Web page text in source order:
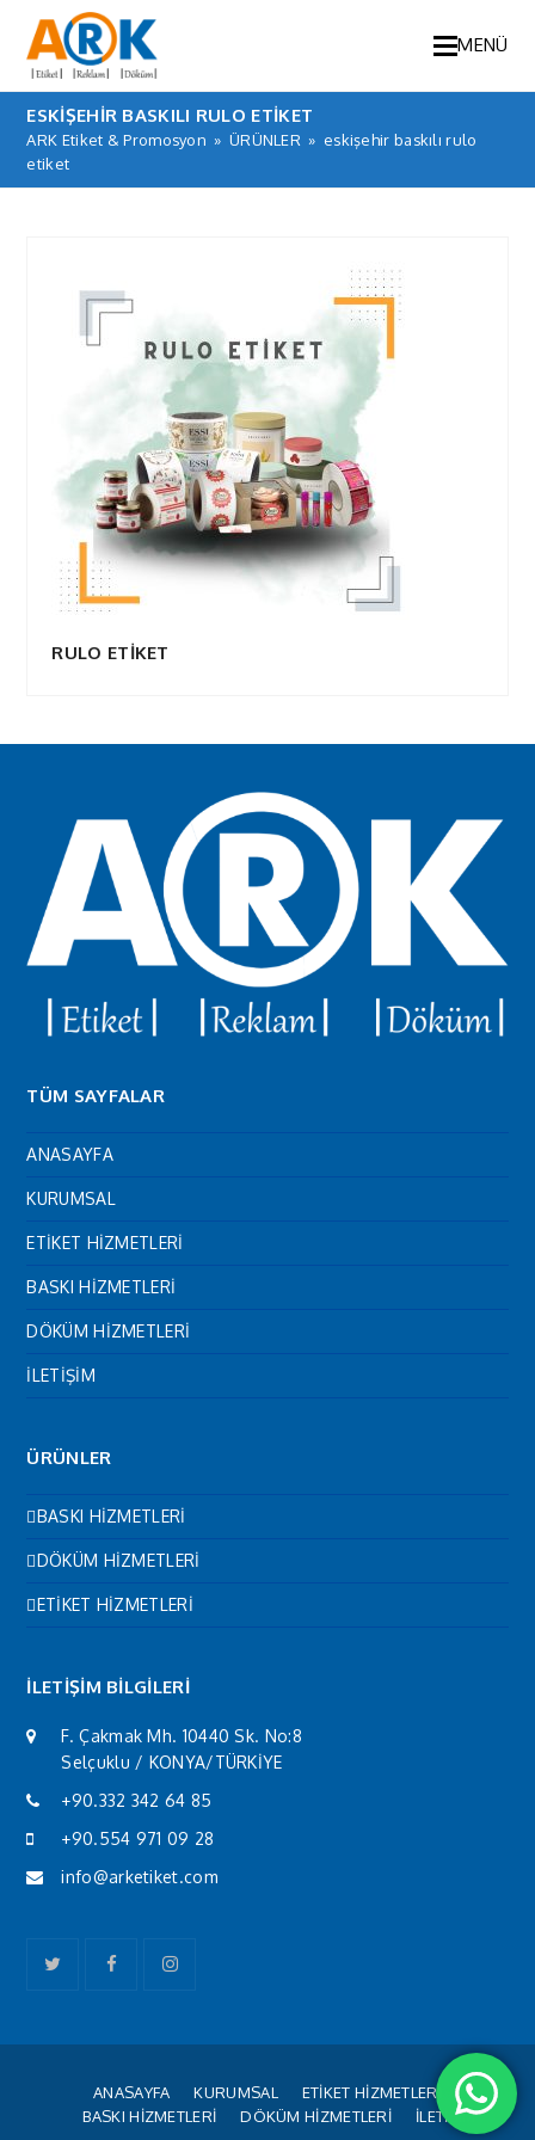
MENÜ
ESKIŞEHIR BASKILI RULO ETIKET
ARK Etiket & Promosyon » ÜRÜNLER » eskişehir baskılı rulo
etiket
RULO ETİKET
TÜM SAYFALAR
ANASAYFA
KURUMSAL
ETİKET HİZMETLERİ
BASKI HİZMETLERİ
DÖKÜM HİZMETLERİ
İLETİŞİM
ÜRÜNLER
BASKI HİZMETLERİ
DÖKÜM HİZMETLERİ
ETİKET HİZMETLERİ
İLETİŞİM BİLGİLERİ
F. Çakmak Mh. 10440 Sk. No:8
Selçuklu / KONYA/TÜRKİYE
+90.332 342 64 85
+90.554 971 09 28
info@arketiket.com
TwitterFacebookInstagram
ANASAYFA KURUMSAL
ETİKET HİZMETLERİ
BASKI HİZMETLERİ
DÖKÜM HİZMETLERİ İLETİŞİM